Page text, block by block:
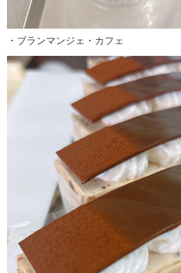
・ブランマンジェ・カフェ